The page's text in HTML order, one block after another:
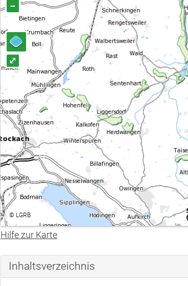
–
⤢
© LGRB
Hilfe zur Karte
Inhaltsverzeichnis